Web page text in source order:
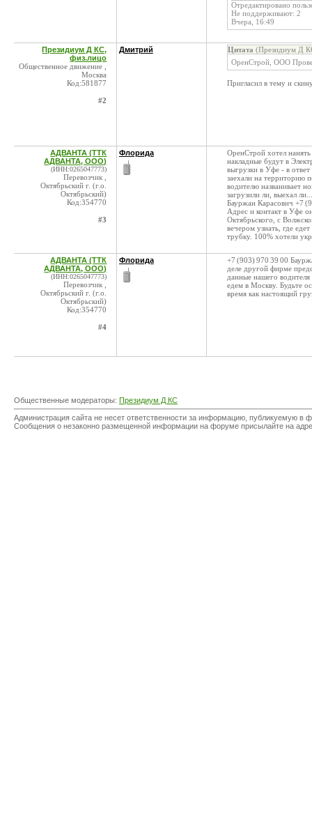
Отредактировано
Не поддерживают: 2
Вчера, 16:49
Президиум Д КС,
физ.лицо
Общественное движение ,
Москва
Код:581877
#2
Дмитрий Цитата (Президиум Д
ОренСтрой, ООО
Пригласил в тему и
АДВАНТА (ТТК
АДВАНТА, ООО)
(ИНН:0265047773)
Перевозчик ,
Октябрьский г. (г.о.
Октябрьский)
Код:354770
#3
Флорида
ОренСтрой хотел нанять
накладные будут в
выгрузки в Уфе - в ответ
заехали на территорию
водителю названивает
загрузили ли, выехал
Бауржан Карасович +7
Адрес и контакт в Уфе
Октябрьского, с
вечером узнать, где
трубку. 100% хотели
АДВАНТА (ТТК
АДВАНТА, ООО)
(ИНН:0265047773)
Перевозчик ,
Октябрьский г. (г.о.
Октябрьский)
Код:354770
#4
Флорида
+7 (903) 970 39 00
деле другой фирме
данные нашего
едем в Москву. Будьте
время как настоящий
Общественные модераторы: Президиум Д КС
Администрация сайта не несет ответственности за информацию, публикуемую
Сообщения о незаконно размещенной информации на форуме присылайте на